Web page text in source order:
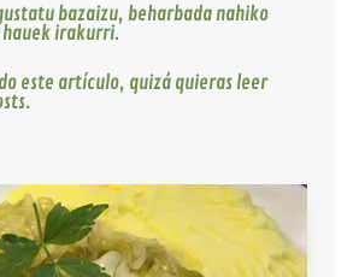
bazaizu, beharbada nahiko
irakurri.
este artículo, quizá quieras leer